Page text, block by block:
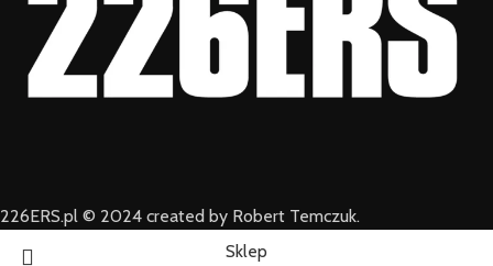
226ERS.pl © 2024 created by Robert Temczuk.
Sklep